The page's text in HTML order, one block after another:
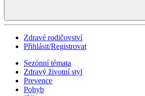
Zdravé rodičovství
Přihlásit/Registrovat
Sezónní témata
Zdravý životní styl
Prevence
Pohyb